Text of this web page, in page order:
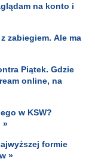
na konto i
zabiegiem. Ale ma
Piątek. Gdzie
online, na
w KSW?
»
formie
»